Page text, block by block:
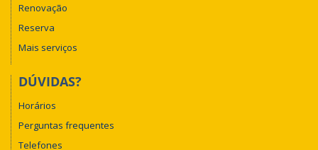
Renovação
Reserva
Mais serviços
DÚVIDAS?
Horários
Perguntas frequentes
Telefones